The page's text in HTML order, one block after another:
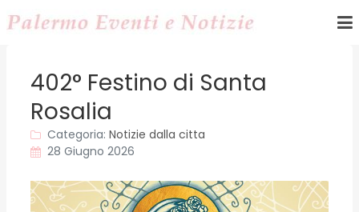
402° Festino di Santa
Rosalia
Categoria: Notizie dalla citta
28 Giugno 2026